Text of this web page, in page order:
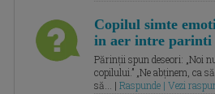
Copilul simte
in aer intre parinti
Părinții spun deseori: „Noi
copilului.” „Ne abținem, ca
să... | Raspunde | Vezi